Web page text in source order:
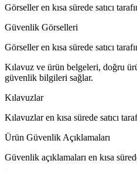
Görseller en kısa sürede satıcı
Güvenlik Görselleri
Görseller en kısa sürede satıcı
Kılavuz ve ürün belgeleri, doğru
güvenlik bilgileri sağlar.
Kılavuzlar
Kılavuzlar en kısa sürede satıcı
Ürün Güvenlik Açıklamaları
Güvenlik açıklamaları en kısa